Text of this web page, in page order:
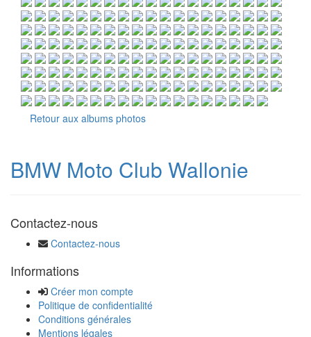
Retour aux albums photos
BMW Moto Club Wallonie
Contactez-nous
Contactez-nous
Informations
Créer mon compte
Politique de confidentialité
Conditions générales
Mentions légales